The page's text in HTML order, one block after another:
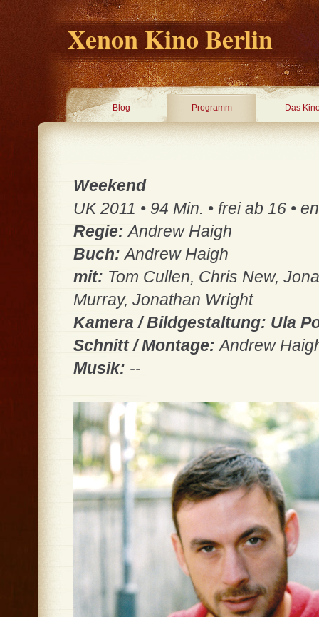
Xenon Kino Berlin
Blog Programm Das
Weekend
UK 2011 • 94 Min. • frei ab 16 •
Regie:Andrew Haigh
Buch:Andrew Haigh
mit: Tom Cullen, Chris New,
Murray, Jonathan Wright
Kamera / Bildgestaltung: Ula
Schnitt / Montage:Andrew
Musik: --